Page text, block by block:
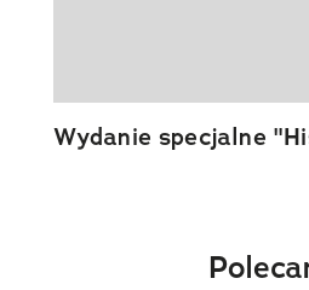
Wydanie specjalne